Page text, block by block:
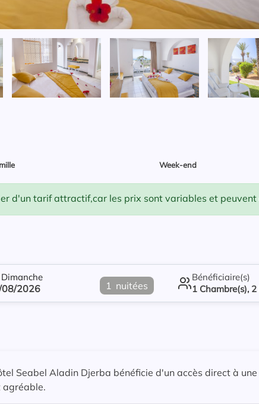
Week-end
d'un tarif attractif,car les prix sont variables et
2026 1 nuitées
Bénéficiaire(s)
1Chambre(s), 2
Seabel Aladin Djerba bénéficie d'un accès direct à
agréable.